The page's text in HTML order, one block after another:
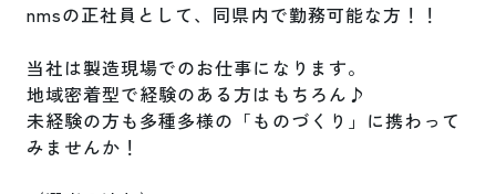
nmsの正社員として、同県内で勤務可能な方！！
当社は製造現場でのお仕事になります。
地域密着型で経験のある方はもちろん♪
未経験の方も多種多様の「ものづくり」に携わって
みませんか！